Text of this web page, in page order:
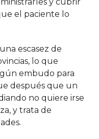
el paciente lo
escasez de
lo que
embudo para
después que un
no quiere irse
y trata de